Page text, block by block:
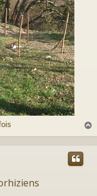
a